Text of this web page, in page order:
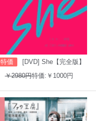
特価
[DVD] She【完全版】
￥2980円特価:￥1000円